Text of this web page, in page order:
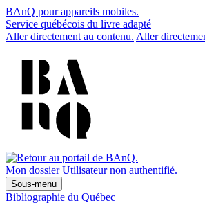
BAnQ pour appareils mobiles.
Service québécois du livre adapté
Aller directement au contenu. Aller
Mon dossier Utilisateur non authentifié.
Sous-menu
Bibliographie du Québec